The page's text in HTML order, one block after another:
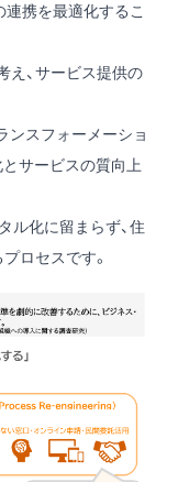
連携を最適化するこ
え、サービス提供の
ンスフォーメーショ
とサービスの質向上
ル化に留まらず、住
ロセスです。